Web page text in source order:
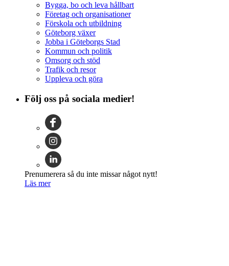
Bygga, bo och leva hållbart
Företag och organisationer
Förskola och utbildning
Göteborg växer
Jobba i Göteborgs Stad
Kommun och politik
Omsorg och stöd
Trafik och resor
Uppleva och göra
Följ oss på sociala medier!
Prenumerera så du inte missar något nytt!
Läs mer